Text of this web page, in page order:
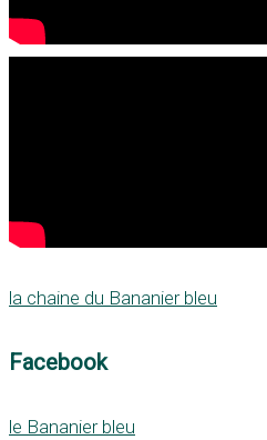
la chaine du Bananier bleu
Facebook
le Bananier bleu